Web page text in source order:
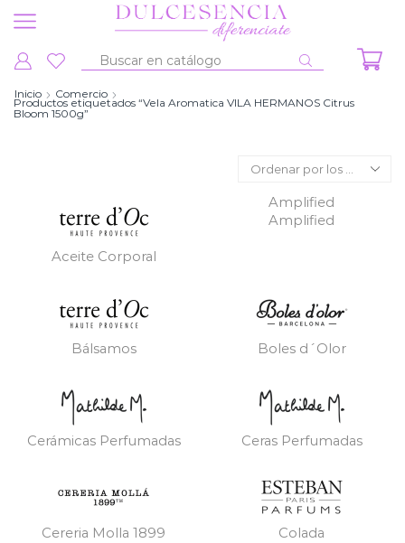
Entrada
búsqueda
Inicio Comercio
Productos etiquetados “Vela Aromatica VILA HERMANOS Citrus
Bloom 1500g”
Aceite Corporal
Amplified
Amplified
Bálsamos Boles d´Olor
Cerámicas Perfumadas Ceras Perfumadas
Cereria Molla 1899 Colada